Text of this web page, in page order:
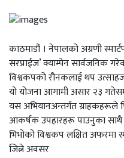
काठमाडौं । नेपालको अग्रणी
सरप्राईज’ क्याम्पेन सार्वजनिक
विश्वकपको रौनकलाई थप
यो योजना आगामी असार २३
यस अभियानअन्तर्गत ग्राहकहरूले
आकर्षक उपहारहरू पाउनुका
भिभोको विश्वकप लक्षित अफरमा
जित्ने अवसर